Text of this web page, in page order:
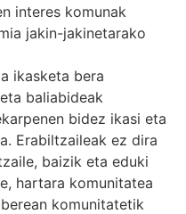
interes komunak
jakin-jakinetarako
ikasketa bera
baliabideak
bidez ikasi eta
Erabiltzaileak ez dira
baizik eta eduki
hartara komunitatea
komunitatetik